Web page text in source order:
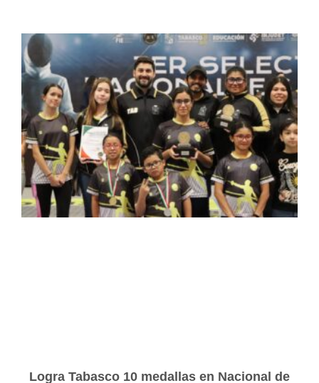
Logra Tabasco 10 medallas en Nacional de